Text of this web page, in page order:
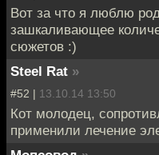
Вот за что я люблю
зашкаливающее
сюжетов :)
Steel Rat »
#52 | 13.10.14 13:50
Кот молодец,
применили лечение